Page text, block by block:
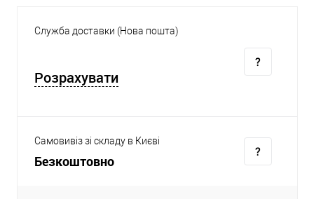
Служба доставки (Нова пошта)
Розрахувати
Самовивіз зі складу в Києві
Безкоштовно